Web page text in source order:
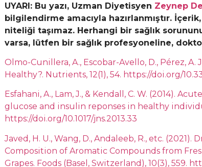
UYARI: Bu yazı, Uzman Diyetisyen Zeynep
bilgilendirme amacıyla hazırlanmıştır.
niteliği taşımaz. Herhangi bir sağlık
varsa, lütfen bir sağlık profesyoneline,
Olmo-Cunillera, A., Escobar-Avello, D., Pérez, A.
Healthy?. Nutrients, 12(1), 54. https://doi.org/
Esfahani, A., Lam, J., & Kendall, C. W. (2014).
glucose and insulin reponses in healthy
https://doi.org/10.1017/jns.2013.33
Javed, H. U., Wang, D., Andaleeb, R., etc.
Composition of Aromatic Compounds from
Grapes. Foods (Basel, Switzerland), 10(3), 559.